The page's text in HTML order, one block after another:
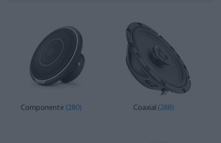
Componente (280) Coaxial (288)